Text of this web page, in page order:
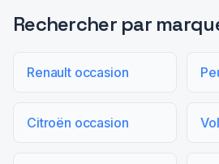
Rechercher par
Renault occasion
Citroën occasion